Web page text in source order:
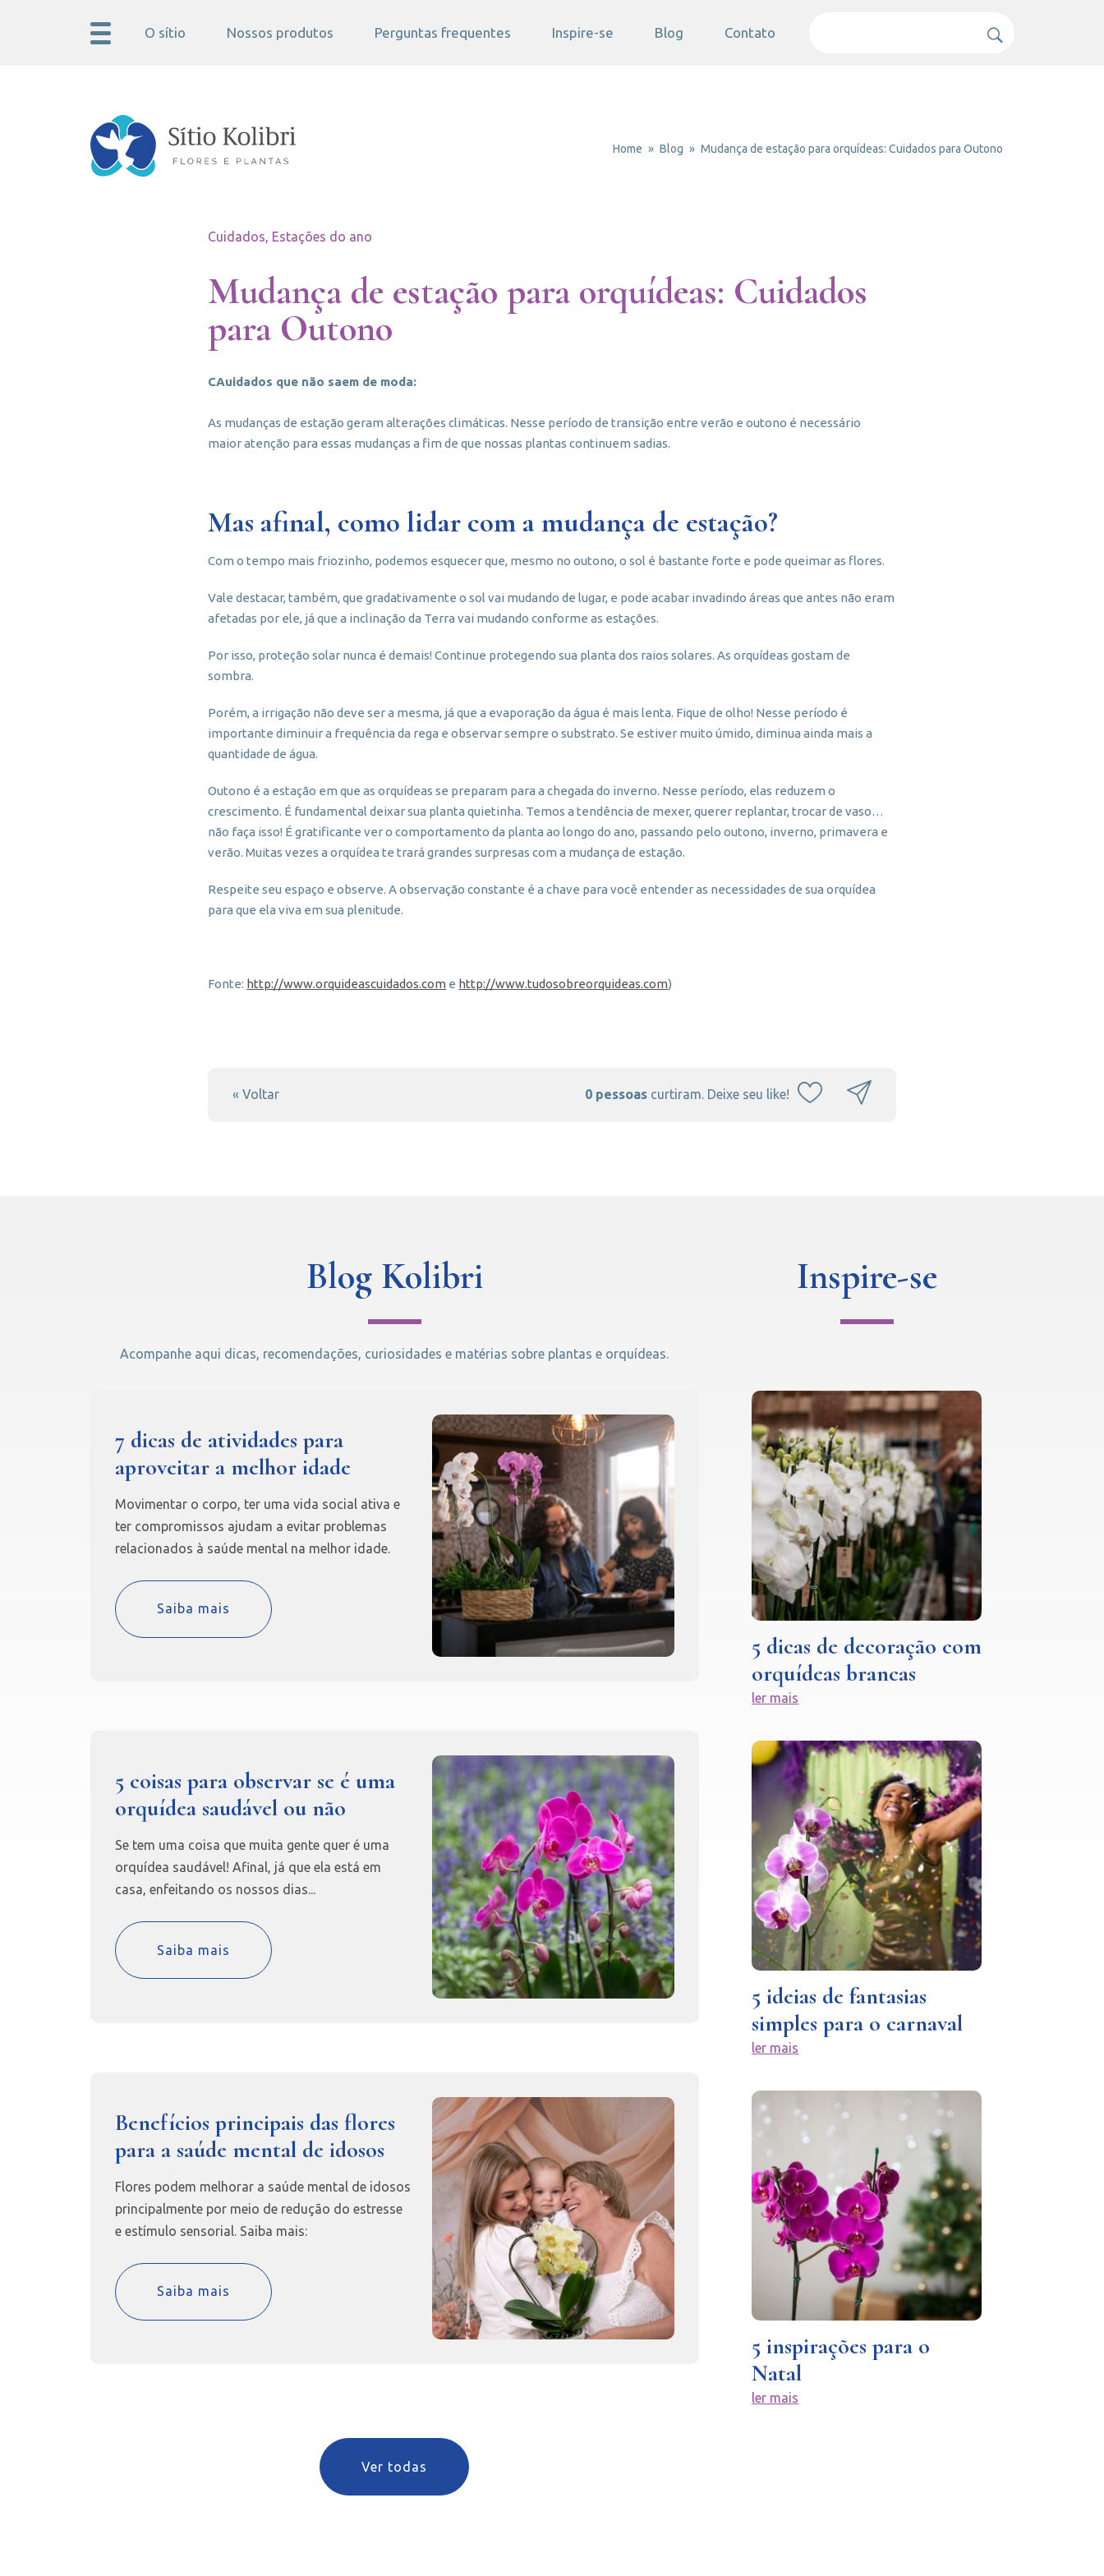
O sítio Nossos produtos Perguntas frequentes Inspire-se Blog Contato
Home Blog Mudança de estação para orquídeas: Cuidados para Outono
Cuidados, Estações do ano
Mudança de estação para orquídeas: Cuidados
para Outono
CAuidados que não saem de moda:
As mudanças de estação geram alterações climáticas. Nesse período de transição entre verão e outono é necessário
maior atenção para essas mudanças a fim de que nossas plantas continuem sadias.
Mas afinal, como lidar com a mudança de estação?
Com o tempo mais friozinho, podemos esquecer que, mesmo no outono, o sol é bastante forte e pode queimar as flores.
Vale destacar, também, que gradativamente o sol vai mudando de lugar, e pode acabar invadindo áreas que antes não eram
afetadas por ele, já que a inclinação da Terra vai mudando conforme as estações.
Por isso, proteção solar nunca é demais! Continue protegendo sua planta dos raios solares. As orquídeas gostam de
sombra.
Porém, a irrigação não deve ser a mesma, já que a evaporação da água é mais lenta. Fique de olho! Nesse período é
importante diminuir a frequência da rega e observar sempre o substrato. Se estiver muito úmido, diminua ainda mais a
quantidade de água.
Outono é a estação em que as orquídeas se preparam para a chegada do inverno. Nesse período, elas reduzem o
crescimento. É fundamental deixar sua planta quietinha. Temos a tendência de mexer, querer replantar, trocar de vaso…
não faça isso! É gratificante ver o comportamento da planta ao longo do ano, passando pelo outono, inverno, primavera e
verão. Muitas vezes a orquídea te trará grandes surpresas com a mudança de estação.
Respeite seu espaço e observe. A observação constante é a chave para você entender as necessidades de sua orquídea
para que ela viva em sua plenitude.
Fonte: http://www.orquideascuidados.com e http://www.tudosobreorquideas.com)
« Voltar 0 pessoascurtiram. Deixe seu like!
Blog Kolibri
Acompanhe aqui dicas, recomendações, curiosidades e matérias sobre plantas e orquídeas.
7 dicas de atividades para
aproveitar a melhor idade
Movimentar o corpo, ter uma vida social ativa e
ter compromissos ajudam a evitar problemas
relacionados à saúde mental na melhor idade.
Saiba mais
5 coisas para observar se é uma
orquídea saudável ou não
Se tem uma coisa que muita gente quer é uma
orquídea saudável! Afinal, já que ela está em
casa, enfeitando os nossos dias...
Saiba mais
Benefícios principais das flores
para a saúde mental de idosos
Flores podem melhorar a saúde mental de idosos
principalmente por meio de redução do estresse
e estímulo sensorial. Saiba mais:
Saiba mais
Ver todas
Inspire-se
5 dicas de decoração com
orquídeas brancas
ler mais
5 ideias de fantasias
simples para o carnaval
ler mais
5 inspirações para o
Natal
ler mais